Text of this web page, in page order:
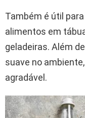
Também é útil
alimentos em
geladeiras. Além
suave no
agradável.